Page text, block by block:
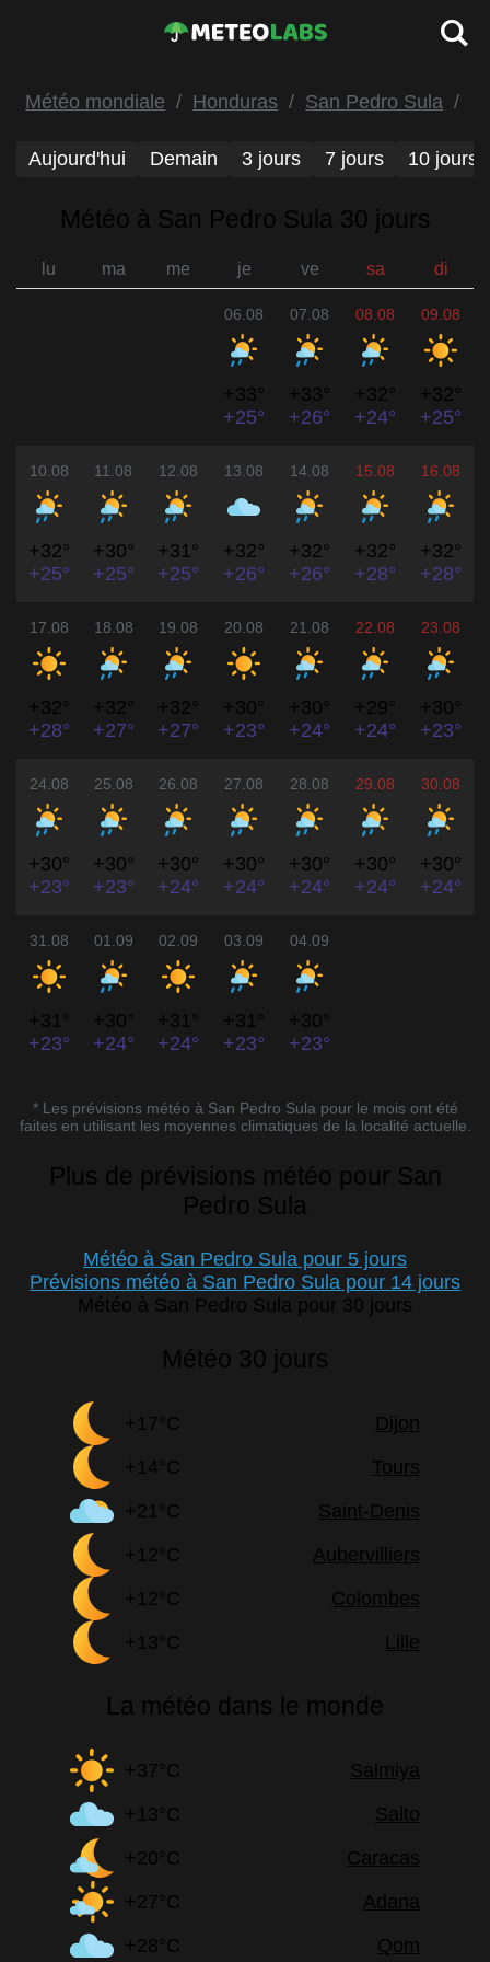
Météo mondiale Honduras San Pedro Sula
Aujourd'hui Demain 3 jours 7 jours 10 jours
Météo à San Pedro Sula 30 jours
lu ma me je ve sa di
06.08
+33°
+25°
07.08
+33°
+26°
08.08
+32°
+24°
09.08
+32°
+25°
10.08
+32°
+25°
11.08
+30°
+25°
12.08
+31°
+25°
13.08
+32°
+26°
14.08
+32°
+26°
15.08
+32°
+28°
16.08
+32°
+28°
17.08
+32°
+28°
18.08
+32°
+27°
19.08
+32°
+27°
20.08
+30°
+23°
21.08
+30°
+24°
22.08
+29°
+24°
23.08
+30°
+23°
24.08
+30°
+23°
25.08
+30°
+23°
26.08
+30°
+24°
27.08
+30°
+24°
28.08
+30°
+24°
29.08
+30°
+24°
30.08
+30°
+24°
31.08
+31°
+23°
01.09
+30°
+24°
02.09
+31°
+24°
03.09
+31°
+23°
04.09
+30°
+23°
* Les prévisions météo à San Pedro Sula pour le mois ont été
faites en utilisant les moyennes climatiques de la localité actuelle.
Plus de prévisions météo pour San
Pedro Sula
Météo à San Pedro Sula pour 5 jours
Prévisions météo à San Pedro Sula pour 14 jours
Météo à San Pedro Sula pour 30 jours
Météo 30 jours
+17°C
Dijon
+14°C
Tours
+21°C
Saint-Denis
+12°C
Aubervilliers
+12°C
Colombes
+13°C
Lille
La météo dans le monde
+37°C
Salmiya
+13°C
Salto
+20°C
Caracas
+27°C
Adana
+28°C
Qom